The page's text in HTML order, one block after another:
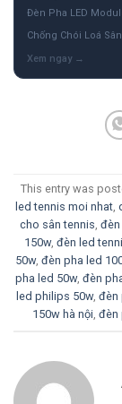
Đèn Pha LED
Chống Chói Loá
This entry was
led tennis moi nhat,
cho sân tennis đèn
150w, đèn led
50w, đèn pha led
pha led 50w, đèn
led philips 50w, đèn
150w hà nội đèn